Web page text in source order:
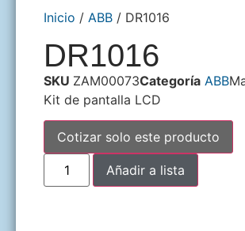
Inicio / ABB / DR1016
DR1016
SKU ZAM00073Categoría ABB
Kit de pantalla LCD
Cotizar solo este producto
Añadir a lista